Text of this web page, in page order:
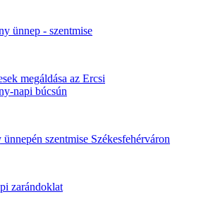
ünnep - szentmise
megáldása az Ercsi
napi búcsún
szentmise Székesfehérváron
zarándoklat